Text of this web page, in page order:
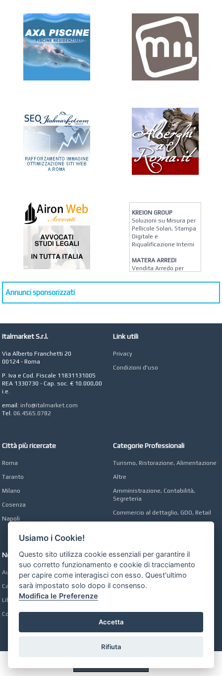
KREION GROUP
Soluzioni su Misura per
Pellicole Solari, Stampa
Digitale e
Riqualificazione Interni
MATERA ARREDI
Vendita Arredo per
Giardino a Roma
Revisore dei Conti a
COLA
Roma
Annunci sponsorizzati
Italmarket S.r.l.
Via Alberto Franchetti 20
00124 - Roma
P. Iva e Cod. Fiscale 11831131005
REA 1330730 - Cap. soc. € 10.000,00
i.e.
email: info@italmarket.com
Tel. 06.4565.0782
Link utili
Privacy
Condizioni d'uso
Città più ricercate
Roma
Taranto
Milano
Cosenza
Napoli
Categorie Professionali
Turismo, Ristorazione, Alimentazione
Altre
Amministrazione, Contabilità,
Segreteria
Commercio al dettaglio, GDO, Retail
Network
Automobili Online
Case Online
Libri Online
Compravendita
Usiamo i Cookie!
Questo sito utilizza cookie essenziali per garantire il
suo corretto funzionamento e cookie di tracciamento
per capire come interagisci con esso. Quest'ultimo
sarà impostato solo dopo il consenso.
Modifica le Preferenze
Accetta
Rifiuta